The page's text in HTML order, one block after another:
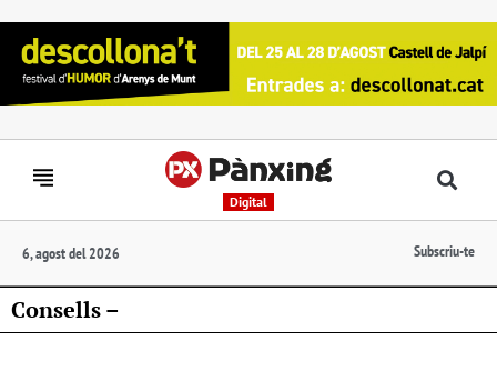
Digital
6, agost del 2026 Subscriu-te
Consells –